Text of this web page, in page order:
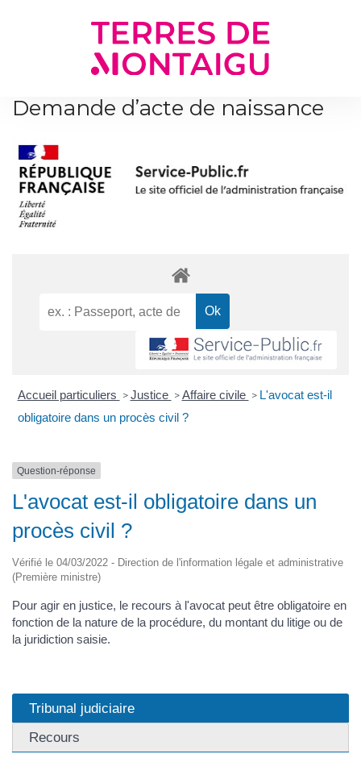
Demande d’acte de naissance
Accueil particuliers > Justice > Affaire civile > L'avocat est-il
obligatoire dans un procès civil ?
Question-réponse
L'avocat est-il obligatoire dans un
procès civil ?
Vérifié le 04/03/2022 - Direction de l'information légale et administrative
(Première ministre)
Pour agir en justice, le recours à l'avocat peut être obligatoire en
fonction de la nature de la procédure, du montant du litige ou de
la juridiction saisie.
Tribunal judiciaire
Recours